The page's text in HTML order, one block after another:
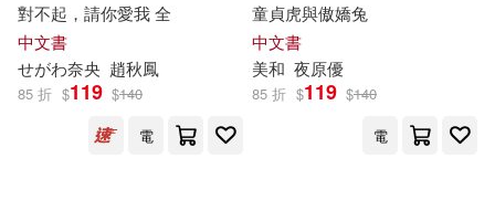
婦幼生活(6670)
餐廚生活(4780)
プレステージ出版（写真集）(460)
SS-Paradise(419) TMA(419)
東立(4053)
中信出版社(3838)
配送方式 (可複選)
對不起，請你愛我 全
中文書
せがわ奈央 趙秋鳳
85 折 $119 $140
電
童貞虎與傲嬌兔
中文書
美和 夜原優
85 折 $119 $140
電